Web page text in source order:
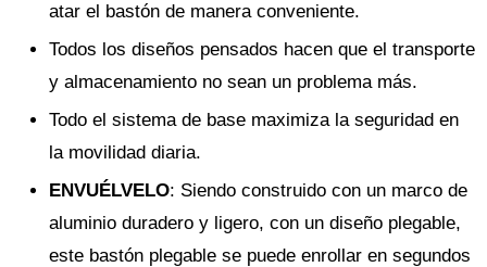
atar el bastón de manera conveniente.
Todos los diseños pensados hacen que el transporte
y almacenamiento no sean un problema más.
Todo el sistema de base maximiza la seguridad en
la movilidad diaria.
ENVUÉLVELO: Siendo construido con un marco de
aluminio duradero y ligero, con un diseño plegable,
este bastón plegable se puede enrollar en segundos